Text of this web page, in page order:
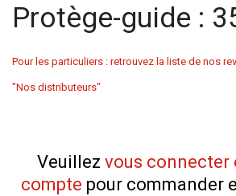
Protège-guide :
Pour les particuliers : retrouvez la liste de nos
"Nos distributeurs"
Veuillez vous connecter
compte pour commander